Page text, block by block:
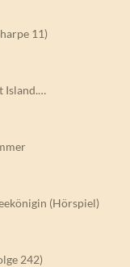
11)
(Hörspiel)
242)